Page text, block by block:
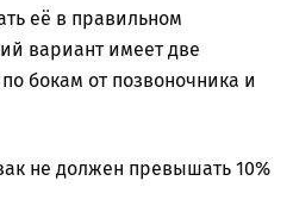
её в правильном
вариант имеет две
бокам от позвоночника и
не должен превышать 10%